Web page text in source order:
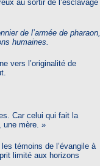
au sortir de l’esclavage
de l’armée de pharaon,
humaines.
vers l’originalité de
Car celui qui fait la
une mère. »
témoins de l’évangile à
limité aux horizons